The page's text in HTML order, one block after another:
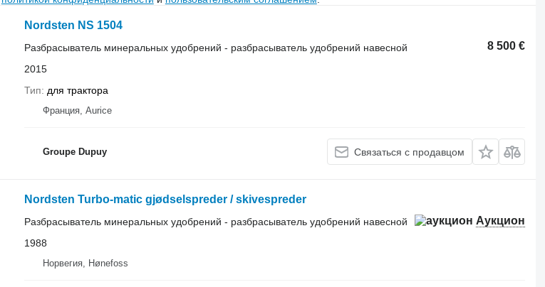
Nordsten NS 1504
8 500 €
Разбрасыватель минеральных удобрений - разбрасыватель удобрений навесной
2015
Тип
для трактора
Франция, Aurice
Groupe Dupuy Связаться с продавцом
Nordsten Turbo-matic gjødselspreder / skivespreder
Аукцион
Разбрасыватель минеральных удобрений - разбрасыватель удобрений навесной
1988
Норвегия, Hønefoss